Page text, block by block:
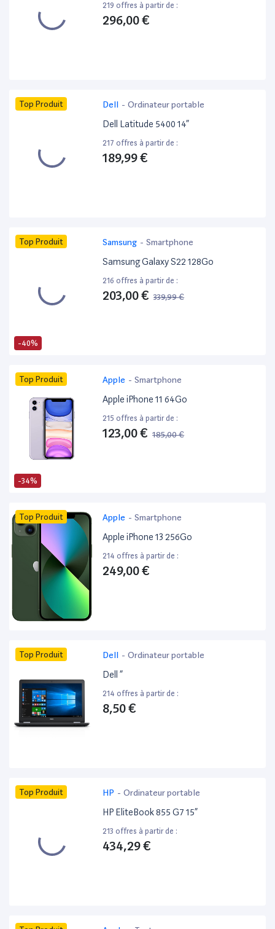
219 offres à partir de :
296,00 €
Top Produit Dell - Ordinateur portable
Dell Latitude 5400 14”
217 offres à partir de :
189,99 €
-40%
Top Produit Samsung - Smartphone
Samsung Galaxy S22 128Go
216 offres à partir de :
203,00 € 339,99 €
-34%
Top Produit Apple - Smartphone
Apple iPhone 11 64Go
215 offres à partir de :
123,00 € 185,00 €
Top Produit Apple - Smartphone
Apple iPhone 13 256Go
214 offres à partir de :
249,00 €
Top Produit Dell - Ordinateur portable
Dell ”
214 offres à partir de :
8,50 €
Top Produit HP - Ordinateur portable
HP EliteBook 855 G7 15”
213 offres à partir de :
434,29 €